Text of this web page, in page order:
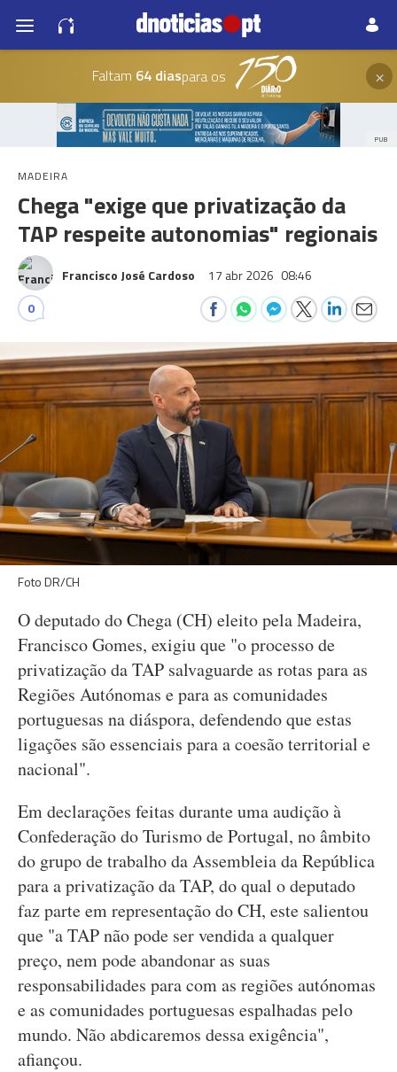
Faltam 64 diaspara os ×
PUB
MADEIRA
Chega "exige que privatização da
TAP respeite autonomias" regionais
Francisco José Cardoso 17 abr 2026 08:46
0
Foto DR/CH
O deputado do Chega (CH) eleito pela Madeira,
Francisco Gomes, exigiu que "o processo de
privatização da TAP salvaguarde as rotas para as
Regiões Autónomas e para as comunidades
portuguesas na diáspora, defendendo que estas
ligações são essenciais para a coesão territorial e
nacional".
Em declarações feitas durante uma audição à
Confederação do Turismo de Portugal, no âmbito
do grupo de trabalho da Assembleia da República
para a privatização da TAP, do qual o deputado
faz parte em representação do CH, este salientou
que "a TAP não pode ser vendida a qualquer
preço, nem pode abandonar as suas
responsabilidades para com as regiões autónomas
e as comunidades portuguesas espalhadas pelo
mundo. Não abdicaremos dessa exigência",
afiançou.